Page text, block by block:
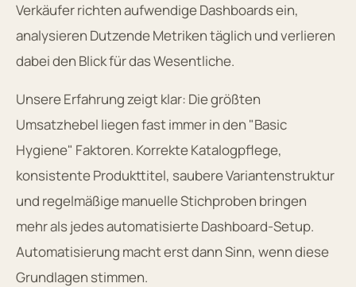
Verkäufer richten aufwendige Dashboards ein,
analysieren Dutzende Metriken täglich und verlieren
dabei den Blick für das Wesentliche.
Unsere Erfahrung zeigt klar: Die größten
Umsatzhebel liegen fast immer in den "Basic
Hygiene" Faktoren. Korrekte Katalogpflege,
konsistente Produkttitel, saubere Variantenstruktur
und regelmäßige manuelle Stichproben bringen
mehr als jedes automatisierte Dashboard-Setup.
Automatisierung macht erst dann Sinn, wenn diese
Grundlagen stimmen.